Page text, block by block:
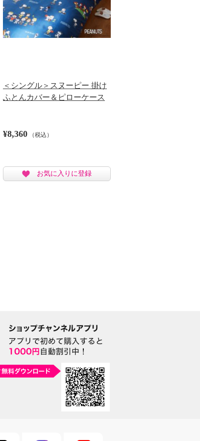
＜シングル＞スヌーピー 掛け
ふとんカバー＆ピローケース
¥8,360 （税込）
お気に入りに登録